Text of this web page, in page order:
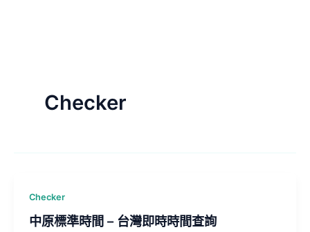
Checker
Checker
中原標準時間 – 台灣即時時間查詢